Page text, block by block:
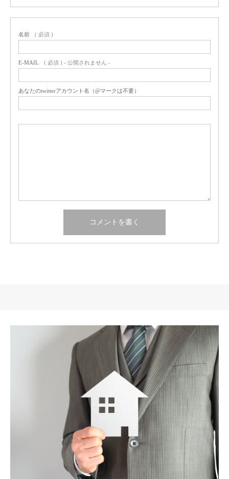
名前 ( 必須 )
E-MAIL ( 必須 ) - 公開されません -
あなたのtwitterアカウント名（@マークは不要）